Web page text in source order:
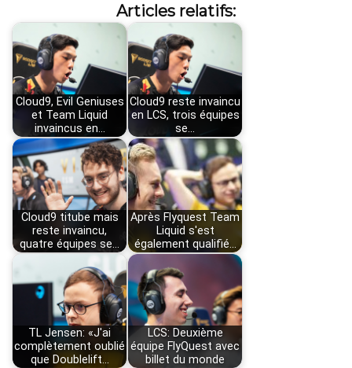
Articles relatifs:
Cloud9, Evil Geniuses
et Team Liquid
invaincus en…
Cloud9 reste invaincu
en LCS, trois équipes
se…
Cloud9 titube mais
reste invaincu,
quatre équipes se…
Après Flyquest Team
Liquid s'est
également qualifié…
TL Jensen: «J'ai
complètement oublié
que Doublelift…
LCS: Deuxième
équipe FlyQuest avec
billet du monde